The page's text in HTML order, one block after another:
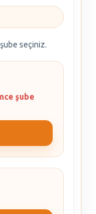
seçiniz.
şube